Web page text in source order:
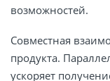
возможностей.
Совместная
продукта.
ускоряет